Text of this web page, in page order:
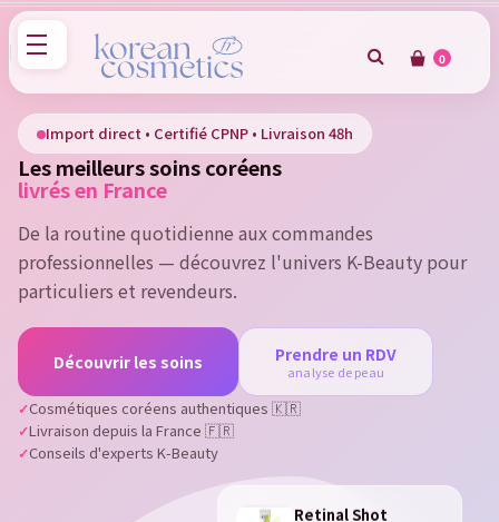
0
Import direct • Certifié CPNP • Livraison 48h
Les meilleurs soins coréens
livrés en France
De la routine quotidienne aux commandes
professionnelles — découvrez l'univers K-Beauty pour
particuliers et revendeurs.
Découvrir les soins Prendre un RDV
analyse de peau
Cosmétiques coréens authentiques 🇰🇷
Livraison depuis la France 🇫🇷
Conseils d'experts K-Beauty
Retinal Shot
Sign in
You need to be logged in to save products in your wish
list.
Cancel